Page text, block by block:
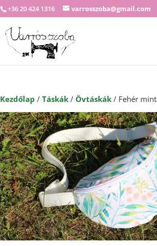
+36 20 424 1316 varrosszoba@gmail.com
Kezdőlap /Táskák /Övtáskák / Fehér